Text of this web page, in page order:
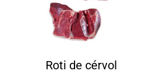
Roti de cérvol